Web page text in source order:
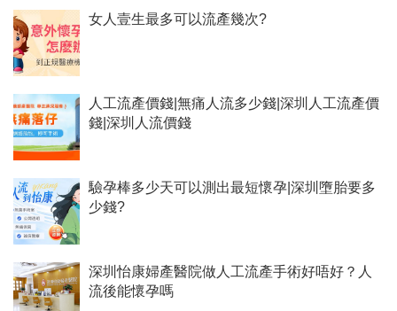
女人壹生最多可以流產幾次?
人工流產價錢|無痛人流多少錢|深圳人工流產價
錢|深圳人流價錢
驗孕棒多少天可以測出最短懷孕|深圳墮胎要多
少錢?
深圳怡康婦產醫院做人工流產手術好唔好？人
流後能懷孕嗎